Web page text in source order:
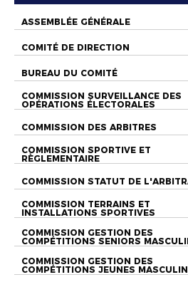
ASSEMBLÉE GÉNÉRALE
COMITÉ DE DIRECTION
BUREAU DU COMITÉ
COMMISSION SURVEILLANCE DES
OPÉRATIONS ÉLECTORALES
COMMISSION DES ARBITRES
COMMISSION SPORTIVE ET
RÈGLEMENTAIRE
COMMISSION STATUT DE
COMMISSION TERRAINS ET
INSTALLATIONS SPORTIVES
COMMISSION GESTION DES
COMPÉTITIONS SENIORS
COMMISSION GESTION DES
COMPÉTITIONS JEUNES